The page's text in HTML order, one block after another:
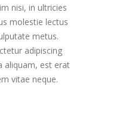
nisi, in ultricies
molestie lectus
metus.
adipiscing
aliquam, est erat
vitae neque.